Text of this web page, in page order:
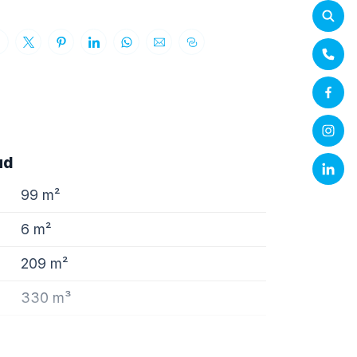
99 m²
6 m²
209 m²
330 m³